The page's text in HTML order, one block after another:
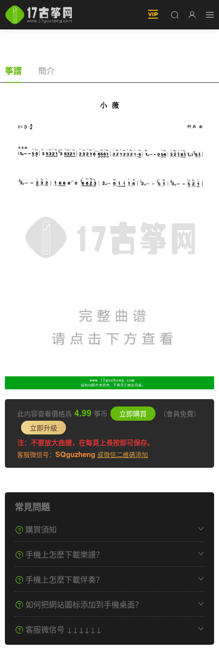
筝譜 簡介
此内容查看價格爲 4.99 筝币 立即購買
（會員免費）
立即升級
注：不要放大曲譜，在每頁上長按即可保存。
客服微信号： SQguzheng 或微信二維碼添加
常見問題
購買須知
手機上怎麽下載樂譜？
手機上怎麽下載伴奏？
如何把網站圖标添加到手機桌面？
客服微信号 ↓↓↓↓↓↓